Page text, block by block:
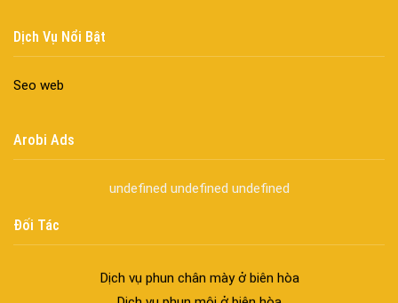
Dịch Vụ Nổi Bật
Seo web
Arobi Ads
undefined undefined undefined
Đối Tác
Cửa nhôm thông gió – Đưa sinh khí vào ngôi nhà của bạn
Cửa nhôm xếp trượt – Kết nối không gian sống
Cửa nhôm trượt view lớn – Nâng tầm đẳng cấp sống
Spa chăm sóc da mặt tại biên hòa
Dịch vụ phun chân mày ở biên hòa